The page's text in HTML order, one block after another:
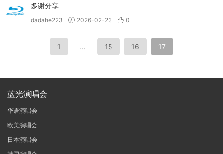
多谢分享
dadahe223 2026-02-23 0
1 … 15 16 17
蓝光演唱会
华语演唱会
欧美演唱会
日本演唱会